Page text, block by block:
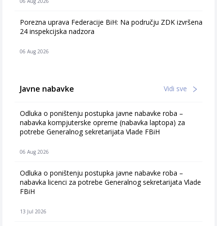
Porezna uprava Federacije BiH: Na području ZDK izvršena
24 inspekcijska nadzora
06 Aug 2026
Javne nabavke Vidi sve
Odluka o poništenju postupka javne nabavke roba –
nabavka kompjuterske opreme (nabavka laptopa) za
potrebe Generalnog sekretarijata Vlade FBiH
06 Aug 2026
Odluka o poništenju postupka javne nabavke roba –
nabavka licenci za potrebe Generalnog sekretarijata Vlade
FBiH
13 Jul 2026